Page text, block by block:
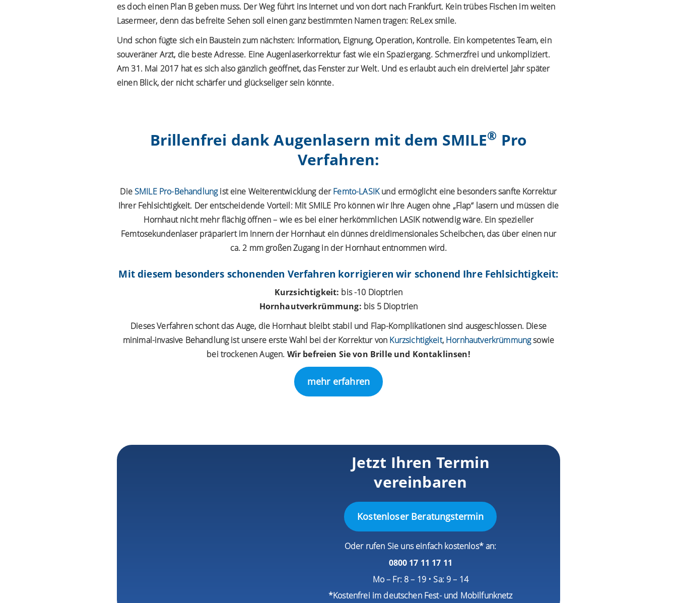
es doch einen Plan B geben muss. Der Weg führt ins Internet und von dort nach Frankfurt. Kein trübes Fischen im weiten
Lasermeer, denn das befreite Sehen soll einen ganz bestimmten Namen tragen: ReLex smile.
Und schon fügte sich ein Baustein zum nächsten: Information, Eignung, Operation, Kontrolle. Ein kompetentes Team, ein
souveräner Arzt, die beste Adresse. Eine Augenlaserkorrektur fast wie ein Spaziergang. Schmerzfrei und unkompliziert.
Am 31. Mai 2017 hat es sich also gänzlich geöffnet, das Fenster zur Welt. Und es erlaubt auch ein dreiviertel Jahr später
einen Blick, der nicht schärfer und glückseliger sein könnte.
Brillenfrei dank Augenlasern mit dem SMILE® Pro
Verfahren:
DieSMILE Pro-Behandlungist eine Weiterentwicklung derFemto-LASIKund ermöglicht eine besonders sanfte Korrektur
Ihrer Fehlsichtigkeit. Der entscheidende Vorteil: Mit SMILE Pro können wir Ihre Augen ohne „Flap“ lasern und müssen die
Hornhaut nicht mehr flächig öffnen – wie es bei einer herkömmlichen LASIK notwendig wäre. Ein spezieller
Femtosekundenlaser präpariert im Innern der Hornhaut ein dünnes dreidimensionales Scheibchen, das über einen nur
ca. 2 mm großen Zugang in der Hornhaut entnommen wird.
Mit diesem besonders schonenden Verfahren korrigieren wir schonend Ihre Fehlsichtigkeit:
Kurzsichtigkeit: bis -10 Dioptrien
Hornhautverkrümmung: bis 5 Dioptrien
Dieses Verfahren schont das Auge, die Hornhaut bleibt stabil und Flap-Komplikationen sind ausgeschlossen. Diese
minimal-invasive Behandlung ist unsere erste Wahl bei der Korrektur von Kurzsichtigkeit, Hornhautverkrümmungsowie
bei trockenen Augen. Wir befreien Sie von Brille und Kontaklinsen!
mehr erfahren
Jetzt Ihren Termin
vereinbaren
Kostenloser Beratungstermin
Oder rufen Sie uns einfach kostenlos* an:
0800 17 11 17 11
Mo – Fr: 8 – 19 • Sa: 9 – 14
*Kostenfrei im deutschen Fest- und Mobilfunknetz